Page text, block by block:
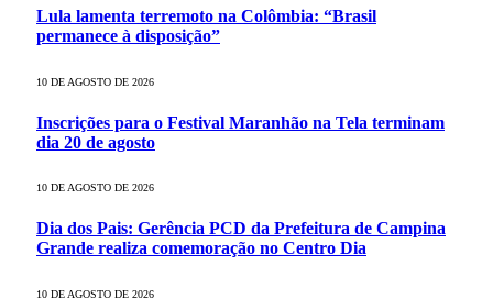
Lula lamenta terremoto na Colômbia: “Brasil
permanece à disposição”
10 DE AGOSTO DE 2026
Inscrições para o Festival Maranhão na Tela terminam
dia 20 de agosto
10 DE AGOSTO DE 2026
Dia dos Pais: Gerência PCD da Prefeitura de Campina
Grande realiza comemoração no Centro Dia
10 DE AGOSTO DE 2026